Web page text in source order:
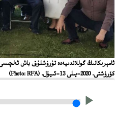
ئامېرىكانىڭ گوللاندىيەدە تۇرۇشلۇق باش
كۆرۈشتى. 2020-يىلى 13-ئىيۇل.
(Photo: RFA)